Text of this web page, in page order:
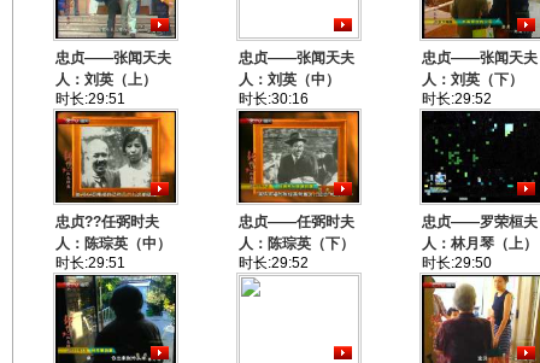
忠贞——张闻天夫
人：刘英（上）
时长:29:51
忠贞——张闻天夫
人：刘英（中）
时长:30:16
忠贞——张闻天夫
人：刘英（下）
时长:29:52
忠贞??任弼时夫
人：陈琮英（中）
时长:29:51
忠贞——任弼时夫
人：陈琮英（下）
时长:29:52
忠贞——罗荣桓夫
人：林月琴（上）
时长:29:50